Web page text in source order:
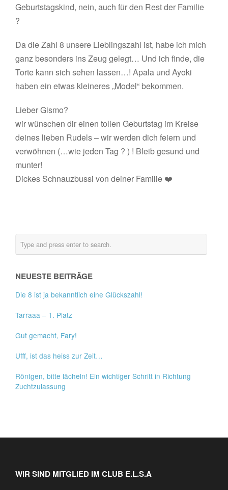
Geburtstagskind, nein, auch für den Rest der Familie
?
Da die Zahl 8 unsere Lieblingszahl ist, habe ich mich
ganz besonders ins Zeug gelegt… Und ich finde, die
Torte kann sich sehen lassen…! Apala und Ayoki
haben ein etwas kleineres „Model“ bekommen.
Lieber Gismo?
wir wünschen dir einen tollen Geburtstag im Kreise
deines lieben Rudels – wir werden dich feiern und
verwöhnen (…wie jeden Tag ? ) ! Bleib gesund und
munter!
Dickes Schnauzbussi von deiner Familie ❤️
NEUESTE BEITRÄGE
Die 8 ist ja bekanntlich eine Glückszahl!
Tarraaa – 1. Platz
Gut gemacht, Fary!
Ufff, ist das heiss zur Zeit…
Röntgen, bitte lächeln! Ein wichtiger Schritt in Richtung
Zuchtzulassung
WIR SIND MITGLIED IM CLUB E.L.S.A